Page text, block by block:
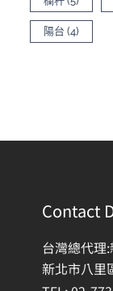
陽台 (4)
Contact
台灣總代理
新北市八里